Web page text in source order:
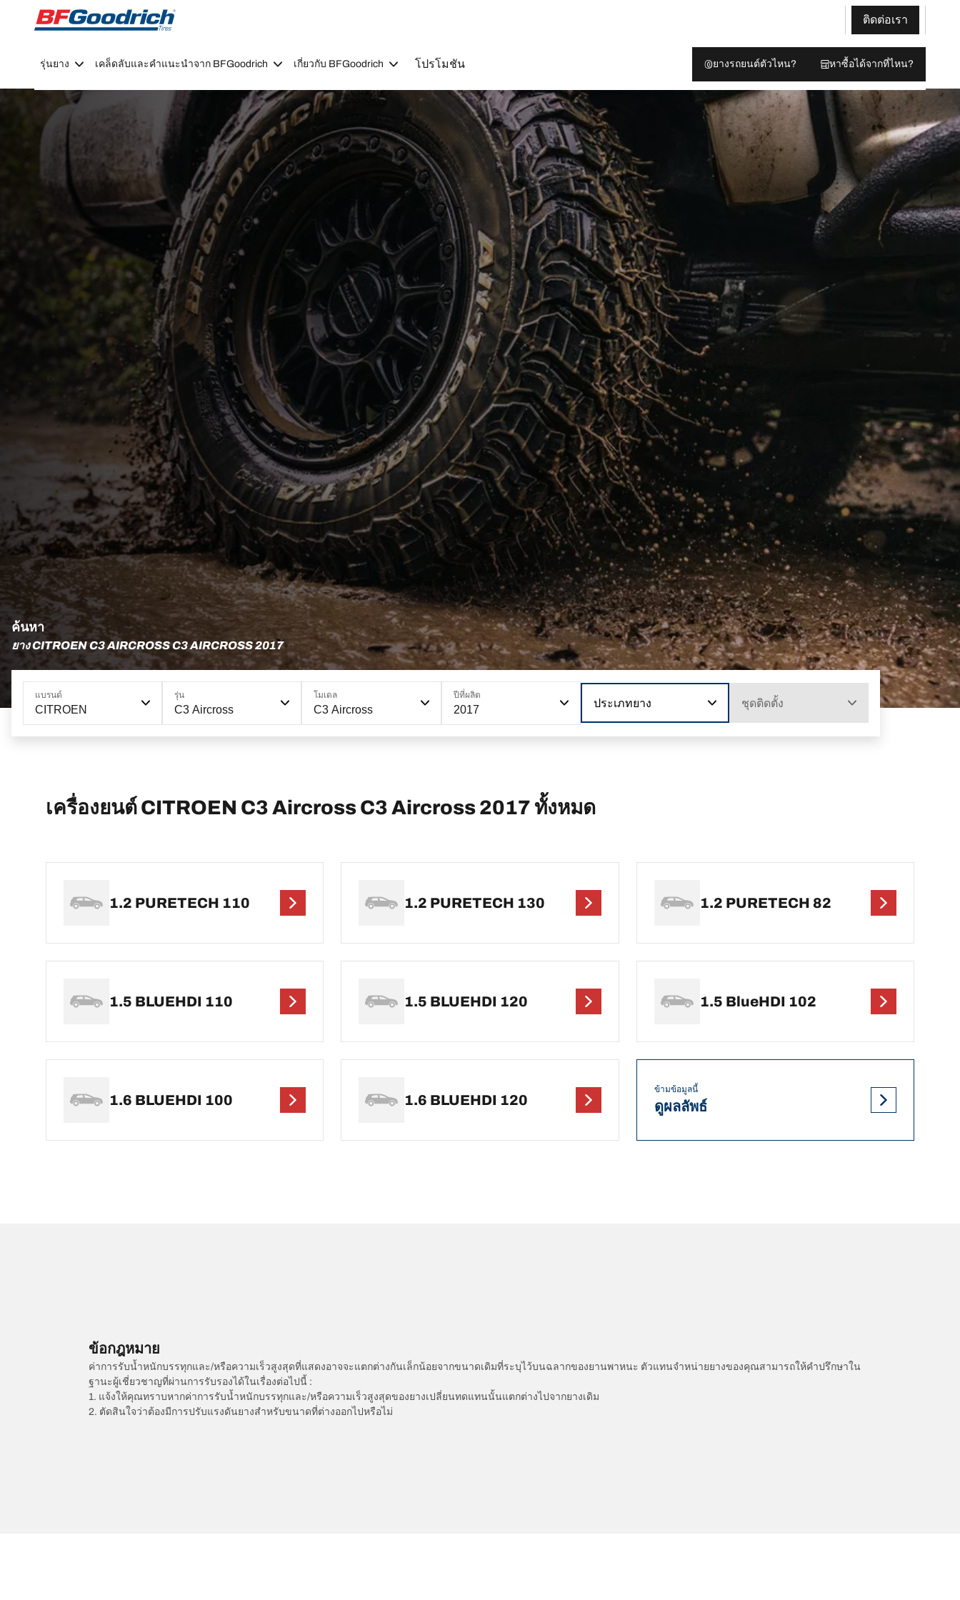
Go to page content
Go to page navigation
ติดต่อเรา
รุ่นยาง เคล็ดลับและคำแนะนำจาก BFGoodrich เกี่ยวกับ BFGoodrich โปรโมชัน ยางรถยนต์ตัวไหน? หาซื้อได้จากที่ไหน?
ค้นหา
ยาง CITROEN C3 AIRCROSS C3 AIRCROSS 2017
แบรนด์
CITROEN
รุ่น
C3 Aircross
โมเดล
C3 Aircross
ปีที่ผลิต
2017
ประเภทยาง ชุดติดตั้ง
เครื่องยนต์ CITROEN C3 Aircross C3 Aircross 2017 ทั้งหมด
1.2 PURETECH 110 1.2 PURETECH 130 1.2 PURETECH 82
1.5 BLUEHDI 110 1.5 BLUEHDI 120 1.5 BlueHDI 102
1.6 BLUEHDI 100 1.6 BLUEHDI 120
ข้ามข้อมูลนี้
ดูผลลัพธ์
ข้อกฎหมาย
ค่าการรับน้ำหนักบรรทุกและ/หรือความเร็วสูงสุดที่แสดงอาจจะแตกต่างกันเล็กน้อยจากขนาดเดิมที่ระบุไว้บนฉลากของยานพาหนะ ตัวแทนจำหน่ายยางของคุณสามารถให้คำปรึกษาใน
ฐานะผู้เชี่ยวชาญที่ผ่านการรับรองได้ในเรื่องต่อไปนี้ :
1. แจ้งให้คุณทราบหากค่าการรับน้ำหนักบรรทุกและ/หรือความเร็วสูงสุดของยางเปลี่ยนทดแทนนั้นแตกต่างไปจากยางเดิม
2. ตัดสินใจว่าต้องมีการปรับแรงดันยางสำหรับขนาดที่ต่างออกไปหรือไม่